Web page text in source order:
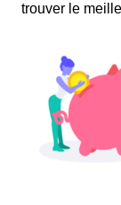
trouver le